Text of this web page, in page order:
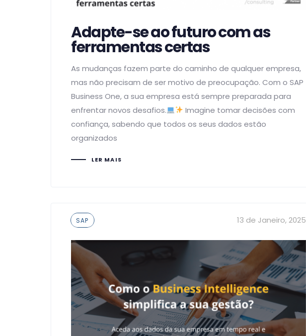
Adapte-se ao futuro com as
ferramentas certas
As mudanças fazem parte do caminho de qualquer empresa,
mas não precisam de ser motivo de preocupação. Com o SAP
Business One, a sua empresa está sempre preparada para
enfrentar novos desafios.
Imagine tomar decisões com
confiança, sabendo que todos os seus dados estão
organizados
LER MAIS
Tags
SAP
13 de Janeiro, 2025